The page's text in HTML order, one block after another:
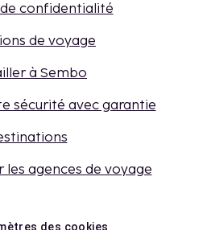
confidentialité
de voyage
à Sembo
sécurité avec garantie
les agences de voyage
des cookies